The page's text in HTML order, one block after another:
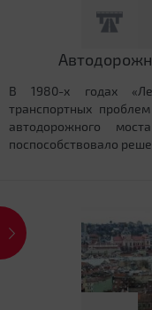
В 1980-х годах
транспортных
автодорожного
поспособствовало